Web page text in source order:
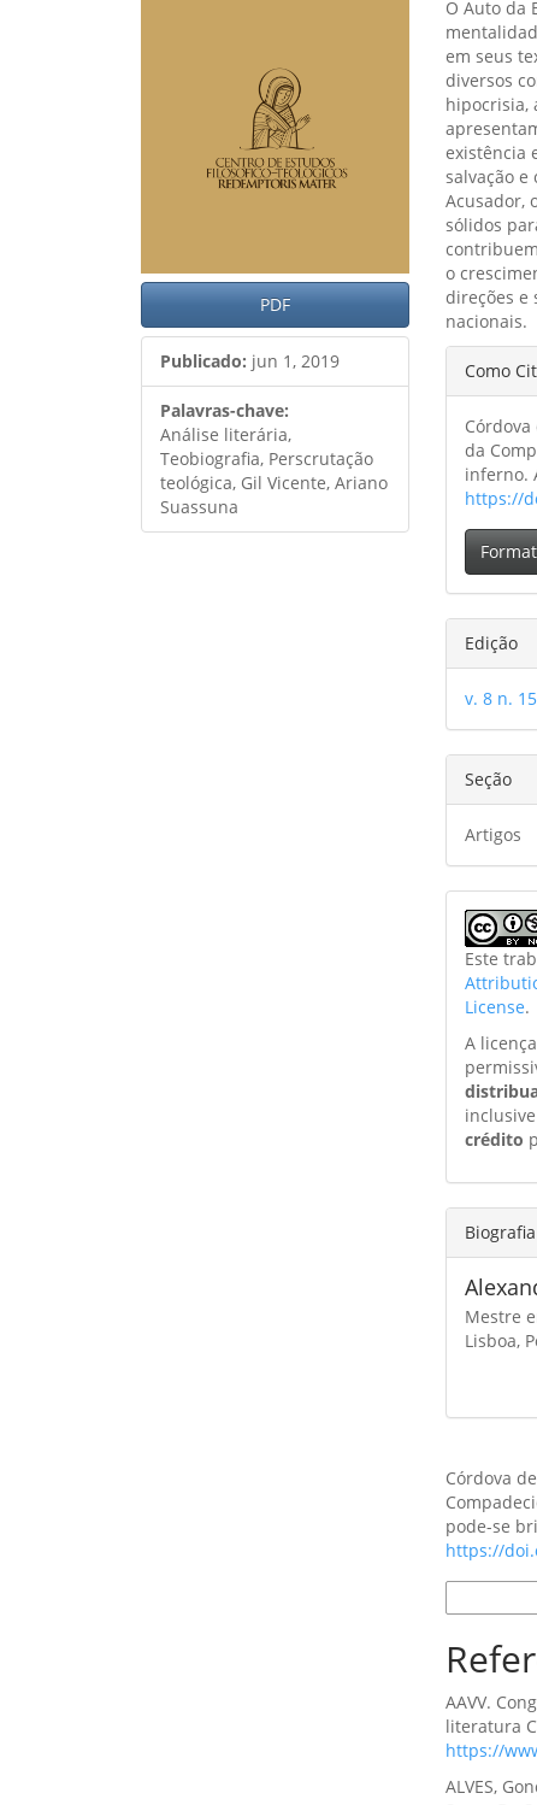
PDF
Publicado: jun 1, 2019
Palavras-chave:
Análise literária,
Teobiografia, Perscrutação
teológica, Gil Vicente, Ariano
Suassuna
O Auto da
em seus
diversos
hipocrisia,
existência
salvação e
Acusador,
sólidos
o
direções e
nacionais.
do
Como
da
inferno.
https://
Edição
v. 8 n.
Seção
Artigos
Este
License.
A
crédito
Mestre
Lisboa,
Córdova
pode-se
https://
AAVV.
literatura
https://
ALVES,